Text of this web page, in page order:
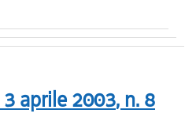
3 aprile 2003, n. 8